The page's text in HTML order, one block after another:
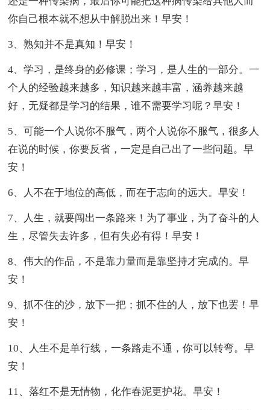
你自己根本就不想从中解脱出来！早安！
3、熟知并不是真知！早安！
4、学习，是终身的必修课；学习，是人生的一部分。一
个人的经验越来越多，知识越来越丰富，涵养越来越
好，无疑都是学习的结果，谁不需要学习呢？早安！
5、可能一个人说你不服气，两个人说你不服气，很多人
在说的时候，你要反省，一定是自己出了一些问题。早
安！
6、人不在于地位的高低，而在于志向的远大。早安！
7、人生，就要闯出一条路来！为了事业，为了奋斗的人
生，尽管失去许多，但有失必有得！早安！
8、伟大的作品，不是靠力量而是靠坚持才完成的。早
安！
9、抓不住的沙，放下一把；抓不住的人，放下也罢！早
安！
10、人生不是单行线，一条路走不通，你可以转弯。早
安！
11、落红不是无情物，化作春泥更护花。早安！